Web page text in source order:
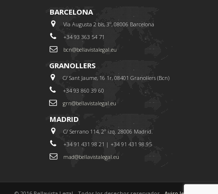
BARCELONA
Via Augusta 2 bis, 3º, 08006 Barcelona
+34 93 363 54 71
bcn@bellavistalegal.eu
GRANOLLERS
C/ Sant Jaume, 16 1r, 08401 Granollers (Bcn)
+34 93 860 39 60
grn@bellavistalegal.eu
MADRID
C/ Serrano 114, 2º izq. 28006 Madrid.
+34 91 431 98 21 | +34 91 431 98 95
mad@bellavistalegal.eu